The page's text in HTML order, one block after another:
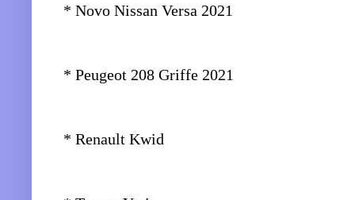
* Novo Nissan Versa 2021
* Peugeot 208 Griffe 2021
* Renault Kwid